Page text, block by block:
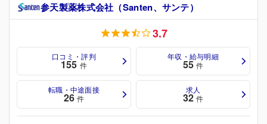
参天製薬株式会社（Santen、サンテ）
3.7
口コミ・評判
155 件
年収・給与明細
55 件
転職・中途面接
26 件
求人
32 件